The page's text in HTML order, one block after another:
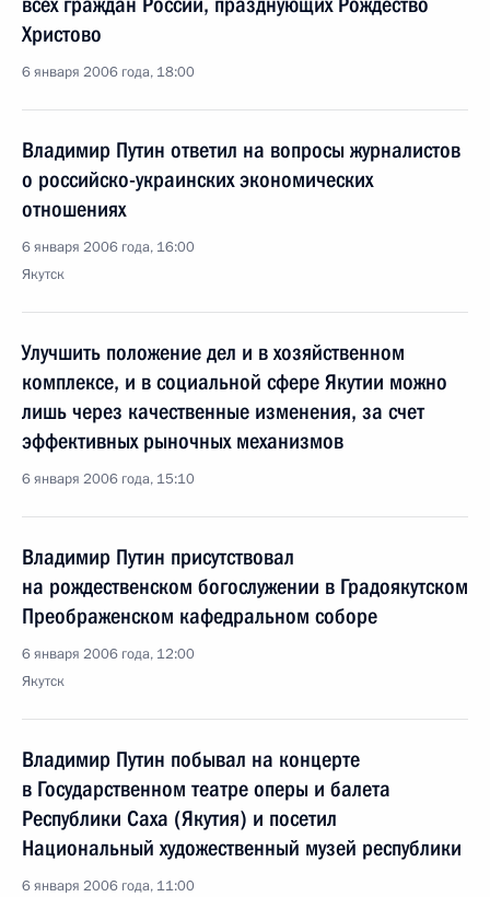
Христово
6 января 2006 года, 18:00
Владимир Путин ответил на вопросы журналистов
о российско-украинских экономических
отношениях
6 января 2006 года, 16:00
Якутск
Улучшить положение дел и в хозяйственном
комплексе, и в социальной сфере Якутии можно
лишь через качественные изменения, за счет
эффективных рыночных механизмов
6 января 2006 года, 15:10
Владимир Путин присутствовал
на рождественском богослужении в Градоякутском
Преображенском кафедральном соборе
6 января 2006 года, 12:00
Якутск
Владимир Путин побывал на концерте
в Государственном театре оперы и балета
Республики Саха (Якутия) и посетил
Национальный художественный музей республики
6 января 2006 года, 11:00